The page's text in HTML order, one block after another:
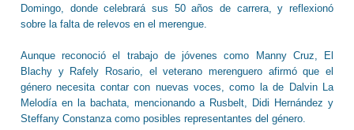
Domingo, donde celebrará sus 50 años de carrera, y reflexionó
sobre la falta de relevos en el merengue.
Aunque reconoció el trabajo de jóvenes como Manny Cruz, El
Blachy y Rafely Rosario, el veterano merenguero afirmó que el
género necesita contar con nuevas voces, como la de Dalvin La
Melodía en la bachata, mencionando a Rusbelt, Didi Hernández y
Steffany Constanza como posibles representantes del género.